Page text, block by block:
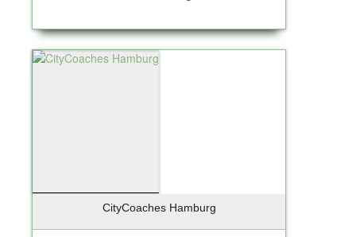
CityCoaches Hamburg